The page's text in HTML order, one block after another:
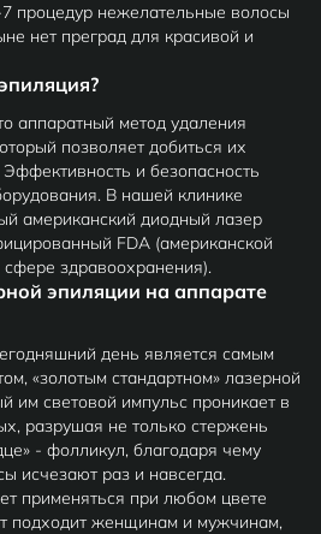
процедур нежелательные волосы
нет преград для красивой и
аппаратный метод удаления
позволяет добиться их
и безопасность
В нашей клинике
американский диодный лазер
FDA (американской
здравоохранения).
эпиляции на аппарате
день является самым
«золотым стандартном» лазерной
им световой импульс проникает в
разрушая не только стержень
- фолликул, благодаря чему
исчезают раз и навсегда.
применяться при любом цвете
подходит женщинам и мужчинам,